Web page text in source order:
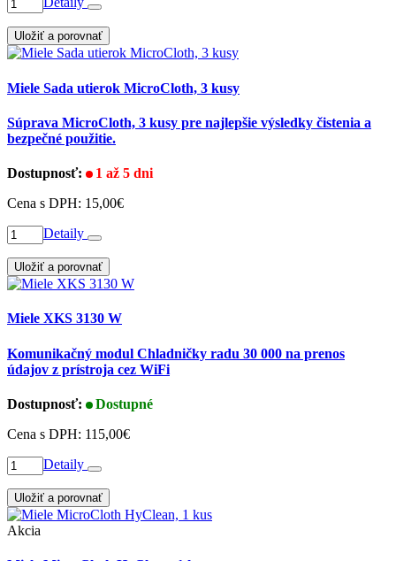
Uložiť a porovnať
Miele Sada utierok MicroCloth, 3 kusy
Súprava MicroCloth, 3 kusy pre najlepšie výsledky čistenia a
bezpečné použitie.
Dostupnosť:
1 až 5 dni
Cena s DPH: 15,00€
Detaily
Uložiť a porovnať
Miele XKS 3130 W
Komunikačný modul Chladničky radu 30 000 na prenos
údajov z prístroja cez WiFi
Dostupnosť:
Dostupné
Cena s DPH: 115,00€
Detaily
Uložiť a porovnať
Akcia